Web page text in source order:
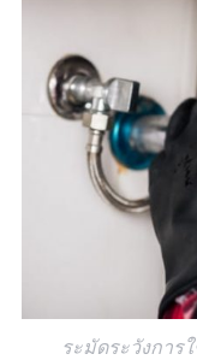
ระมัดระวังการ